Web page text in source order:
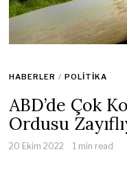
HABERLER / POLITIKA
ABD’de Çok
Ordusu
20 Ekim 2022 1 min read